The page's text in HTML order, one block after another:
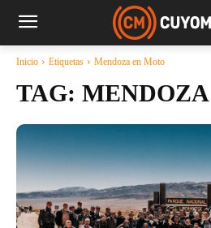
Inicio Etiquetas Mendoza en Moto
TAG: